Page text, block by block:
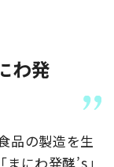
わ発
品の製造を生
にわ発酵’s」